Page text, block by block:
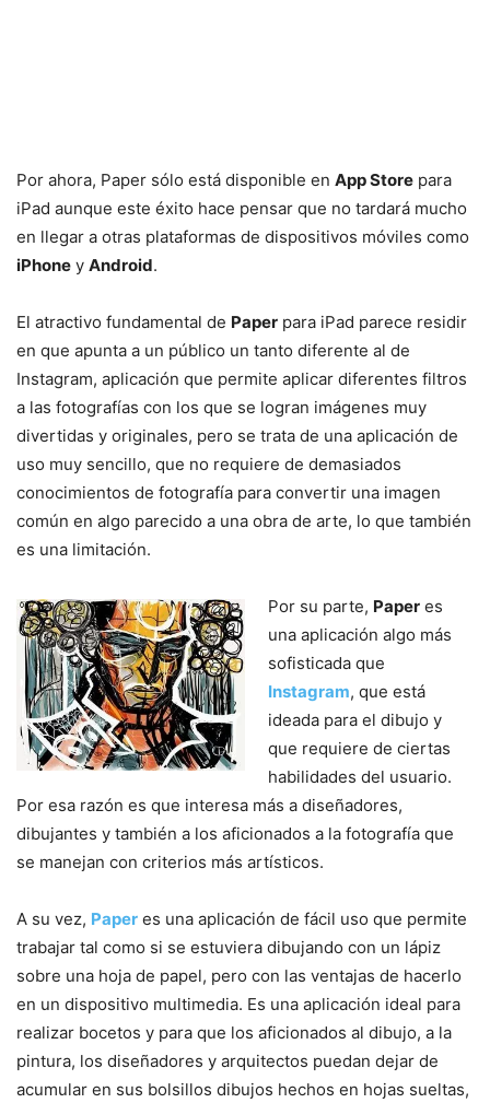
Por ahora, Paper sólo está disponible en App Store para
iPad aunque este éxito hace pensar que no tardará mucho
en llegar a otras plataformas de dispositivos móviles como
iPhone y Android.
El atractivo fundamental de Paper para iPad parece residir
en que apunta a un público un tanto diferente al de
Instagram, aplicación que permite aplicar diferentes filtros
a las fotografías con los que se logran imágenes muy
divertidas y originales, pero se trata de una aplicación de
uso muy sencillo, que no requiere de demasiados
conocimientos de fotografía para convertir una imagen
común en algo parecido a una obra de arte, lo que también
es una limitación.
Por su parte, Paper es
una aplicación algo más
sofisticada que
Instagram, que está
ideada para el dibujo y
que requiere de ciertas
habilidades del usuario.
Por esa razón es que interesa más a diseñadores,
dibujantes y también a los aficionados a la fotografía que
se manejan con criterios más artísticos.
A su vez, Paper es una aplicación de fácil uso que permite
trabajar tal como si se estuviera dibujando con un lápiz
sobre una hoja de papel, pero con las ventajas de hacerlo
en un dispositivo multimedia. Es una aplicación ideal para
realizar bocetos y para que los aficionados al dibujo, a la
pintura, los diseñadores y arquitectos puedan dejar de
acumular en sus bolsillos dibujos hechos en hojas sueltas,